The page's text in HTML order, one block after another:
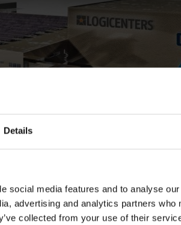
Details
social media features and to analyse
advertising and analytics partners who
collected from your use of their
Tukholmaan. Nordec Oy toimittaa